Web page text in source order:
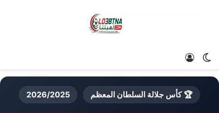
الوضع المظلم
🏆 كأس جلالة السلطان المعظم 2026/2025